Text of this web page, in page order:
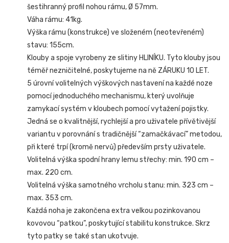
šestihranný profil nohou rámu, Ø 57mm.
Váha rámu: 41kg.
Výška rámu (konstrukce) ve složeném (neotevřeném)
stavu: 155cm.
Klouby a spoje vyrobeny ze slitiny HLINÍKU. Tyto klouby jsou
téměř nezničitelné, poskytujeme na ně ZÁRUKU 10 LET.
5 úrovní volitelných výškových nastavení na každé noze
pomocí jednoduchého mechanismu, který uvolňuje
zamykací systém v kloubech pomocí vytažení pojistky.
Jedná se o kvalitnější, rychlejší a pro uživatele přívětivější
variantu v porovnání s tradičnější “zamačkávací” metodou,
při které trpí (kromě nervů) především prsty uživatele.
Volitelná výška spodní hrany lemu střechy: min. 190 cm –
max. 220 cm.
Volitelná výška samotného vrcholu stanu: min. 323 cm –
max. 353 cm.
Každá noha je zakončena extra velkou pozinkovanou
kovovou “patkou”, poskytující stabilitu konstrukce. Skrz
tyto patky se také stan ukotvuje.